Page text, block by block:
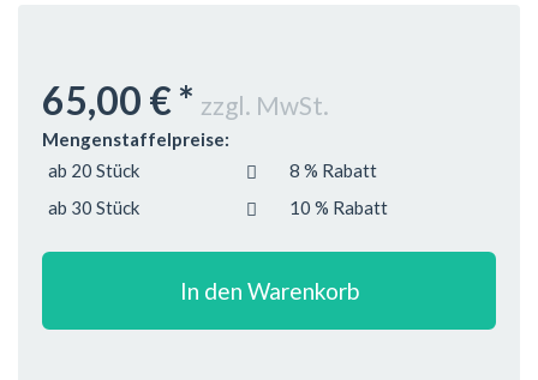
65,00 €* zzgl. MwSt.
Mengenstaffelpreise:
ab 20 Stück
8 % Rabatt
ab 30 Stück
10 % Rabatt
In den Warenkorb